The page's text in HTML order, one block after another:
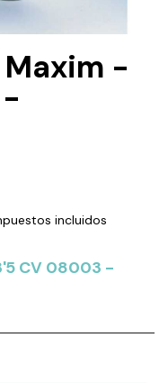
-
incluidos
CV 08003 -